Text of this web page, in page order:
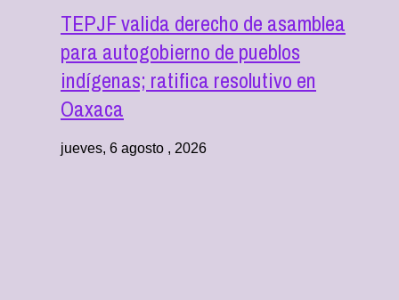
TEPJF valida derecho de asamblea
para autogobierno de pueblos
indígenas; ratifica resolutivo en
Oaxaca
jueves, 6 agosto , 2026